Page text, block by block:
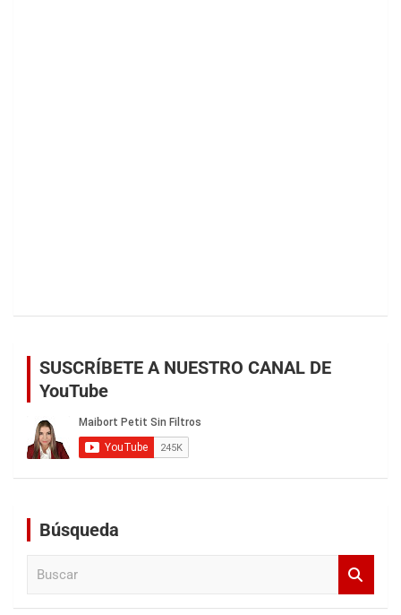
SUSCRÍBETE A NUESTRO CANAL DE
YouTube
Búsqueda